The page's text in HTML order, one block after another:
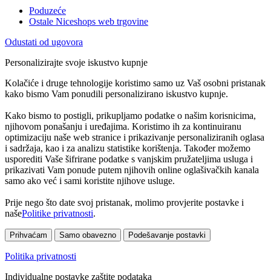
Poduzeće
Ostale Niceshops web trgovine
Odustati od ugovora
Personalizirajte svoje iskustvo kupnje
Kolačiće i druge tehnologije koristimo samo uz Vaš osobni pristanak
kako bismo Vam ponudili personalizirano iskustvo kupnje.
Kako bismo to postigli, prikupljamo podatke o našim korisnicima,
njihovom ponašanju i uređajima. Koristimo ih za kontinuiranu
optimizaciju naše web stranice i prikazivanje personaliziranih oglasa
i sadržaja, kao i za analizu statistike korištenja. Također možemo
usporediti Vaše šifrirane podatke s vanjskim pružateljima usluga i
prikazivati Vam ponude putem njihovih online oglašivačkih kanala
samo ako već i sami koristite njihove usluge.
Prije nego što date svoj pristanak, molimo provjerite postavke i
našePolitike privatnosti.
Prihvaćam Samo obavezno Podešavanje postavki
Politika privatnosti
Individualne postavke zaštite podataka